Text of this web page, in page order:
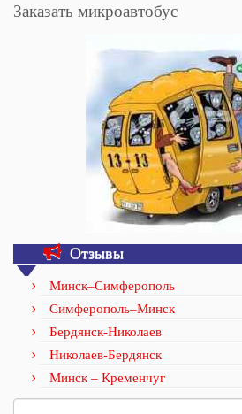
Заказать микроавтобус
Отзывы
Минск–Симферополь
Симферополь–Минск
Бердянск-Николаев
Николаев-Бердянск
Минск – Кременчуг